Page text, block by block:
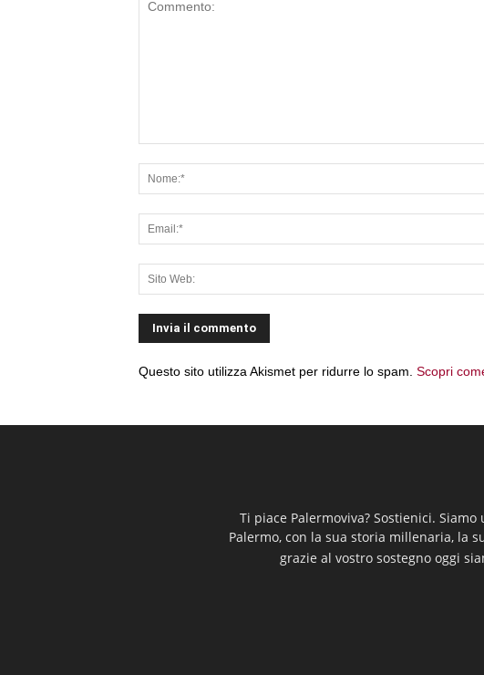
Questo sito utilizza Akismet per ridurre lo spam. Scopri
Ti piace Palermoviva? Sostienici.
Palermo, con la sua storia millenaria, la
grazie al vostro sostegno oggi